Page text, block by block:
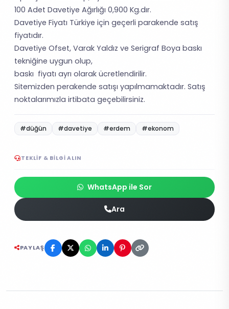
100 Adet Davetiye Ağırlığı 0,900 Kg.dır.
Davetiye Fiyatı Türkiye için geçerli parakende satış
fiyatıdır.
Davetiye Ofset, Varak Yaldız ve Serigraf Boya baskı
tekniğine uygun olup,
baskı fiyatı ayrı olarak ücretlendirilir.
Sitemizden perakende satışı yapılmamaktadır. Satış
noktalarımızla irtibata geçebilirsiniz.
#düğün #davetiye #erdem #ekonom
TEKLIF & BILGI ALIN
WhatsApp ile Sor
Ara
PAYLAŞ